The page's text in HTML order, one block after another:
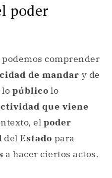
poder
comprender
de mandar y de
lo público lo
que viene
el poder
del Estado para
a hacer ciertos actos.